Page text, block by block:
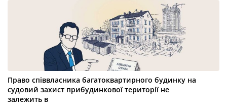
Право співвласника багатоквартирного будинку на
судовий захист прибудинкової території не
залежить в